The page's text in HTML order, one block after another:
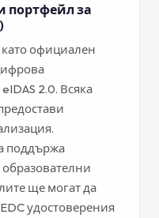
портфейл за
като официален
2.0. Всяка
поддържа
ще могат да
удостоверения